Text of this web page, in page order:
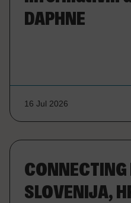
DAPHNE
16 Jul 2026
CONNECTING
SLOVENIJA,